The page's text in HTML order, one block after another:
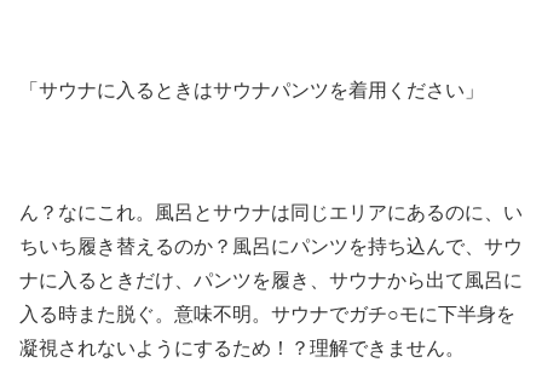
「サウナに入るときはサウナパンツを着用ください」
ん？なにこれ。風呂とサウナは同じエリアにあるのに、い
ちいち履き替えるのか？風呂にパンツを持ち込んで、サウ
ナに入るときだけ、パンツを履き、サウナから出て風呂に
入る時また脱ぐ。意味不明。サウナでガチ○モに下半身を
凝視されないようにするため！？理解できません。